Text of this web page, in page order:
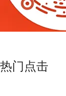
热门点击